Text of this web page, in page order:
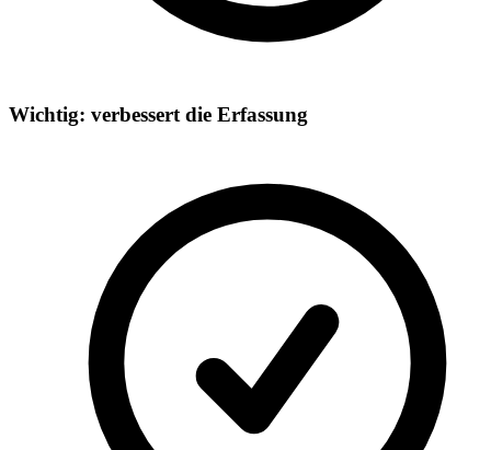
Wichtig: verbessert die Erfassung